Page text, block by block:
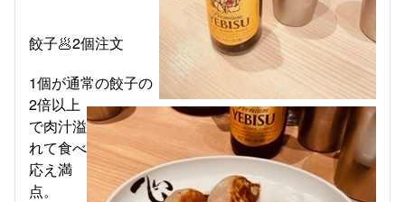
餃子🥟2個注文
1個が通常の餃子の
2倍以上
で肉汁溢
れて食べ
応え満
点。